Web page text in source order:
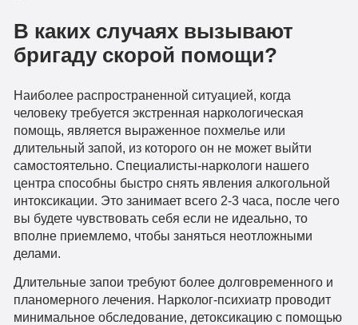
В каких случаях вызывают
бригаду скорой помощи?
Наиболее распространенной ситуацией, когда
человеку требуется экстренная наркологическая
помощь, является выраженное похмелье или
длительный запой, из которого он не может выйти
самостоятельно. Специалисты-наркологи нашего
центра способны быстро снять явления алкогольной
интоксикации. Это занимает всего 2-3 часа, после чего
вы будете чувствовать себя если не идеально, то
вполне приемлемо, чтобы заняться неотложными
делами.
Длительные запои требуют более долговременного и
планомерного лечения. Нарколог-психиатр проводит
минимальное обследование, детоксикацию с помощью